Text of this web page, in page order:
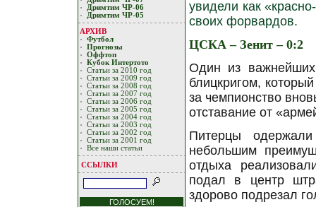
Дримтим ЧР-06
Дримтим ЧР-05
АРХИВ
Футбол
Прогнозы
Оффтоп
Кубoк Интертoтo
Статьи за 2010 год
Статьи за 2009 год
Статьи за 2008 год
Статьи за 2007 год
Статьи за 2006 год
Статьи за 2005 год
Статьи за 2004 год
Статьи за 2003 год
Статьи за 2002 год
Статьи за 2001 год
Все наши статьи
ССЫЛКИ
ГОЛОСУЕМ!
увидели как
своих форвардов.
ЦСКА – Зенит – 0:2
Один из
блицкригом,
за чемпионство
отставание от
Питерцы
небольшим
отдыха
подал в центр
здорово подрезал